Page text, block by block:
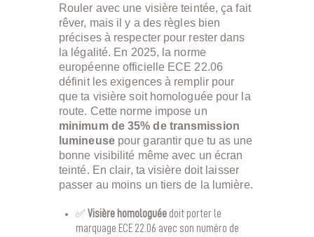
Rouler avec une visière teintée, ça fait
rêver, mais il y a des règles bien
précises à respecter pour rester dans
la légalité. En 2025, la norme
européenne officielle ECE 22.06
définit les exigences à remplir pour
que ta visière soit homologuée pour la
route. Cette norme impose un
minimum de 35% de transmission
lumineusepour garantir que tu as une
bonne visibilité même avec un écran
teinté. En clair, ta visière doit laisser
passer au moins un tiers de la lumière.
✅ Visière homologuée doit porter le
marquage ECE 22.06 avec son numéro de